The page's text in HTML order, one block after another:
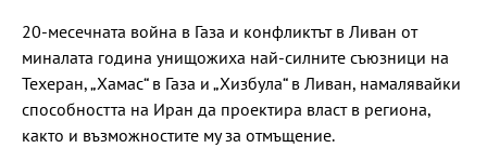
20-месечната война в Газа и конфликтът в Ливан от
миналата година унищожиха най-силните съюзници на
Техеран, „Хамас“ в Газа и „Хизбула“ в Ливан, намалявайки
способността на Иран да проектира власт в региона,
както и възможностите му за отмъщение.